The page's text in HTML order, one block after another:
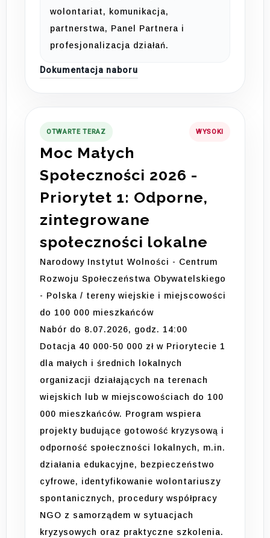
wolontariat, komunikacja,
partnerstwa, Panel Partnera i
profesjonalizacja działań.
Dokumentacja naboru
OTWARTE TERAZ WYSOKI
Moc Małych
Społeczności 2026 -
Priorytet 1: Odporne,
zintegrowane
społeczności lokalne
Narodowy Instytut Wolności - Centrum
Rozwoju Społeczeństwa Obywatelskiego
- Polska / tereny wiejskie i miejscowości
do 100 000 mieszkańców
Nabór do 8.07.2026, godz. 14:00
Dotacja 40 000-50 000 zł w Priorytecie 1
dla małych i średnich lokalnych
organizacji działających na terenach
wiejskich lub w miejscowościach do 100
000 mieszkańców. Program wspiera
projekty budujące gotowość kryzysową i
odporność społeczności lokalnych, m.in.
działania edukacyjne, bezpieczeństwo
cyfrowe, identyfikowanie wolontariuszy
spontanicznych, procedury współpracy
NGO z samorządem w sytuacjach
kryzysowych oraz praktyczne szkolenia.